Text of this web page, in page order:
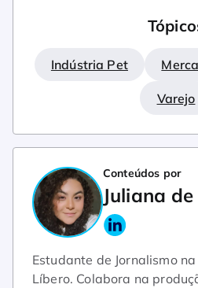
Indústria Pet
Varejo
Conteúdos por
Juliana
Estudante de Jornalismo
Líbero. Colabora na